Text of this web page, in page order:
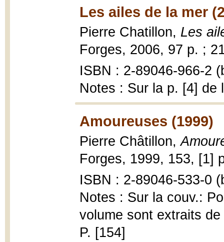
Les ailes de la mer
Pierre Chatillon, Les
Forges, 2006, 97 p. ;
ISBN : 2-89046-966-2
Notes : Sur la p. [4] de
Amoureuses (1999)
Pierre Châtillon,
Forges, 1999, 153, [1]
ISBN : 2-89046-533-0
Notes : Sur la couv.:
volume sont extraits
P. [154]